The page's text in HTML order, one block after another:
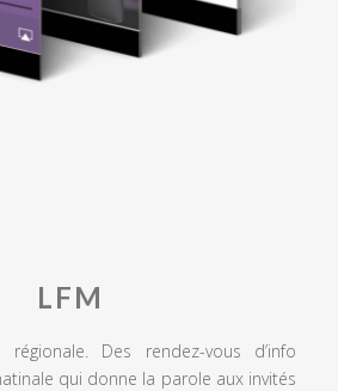
LFM
régionale. Des rendez-vous d’info
qui donne la parole aux invités